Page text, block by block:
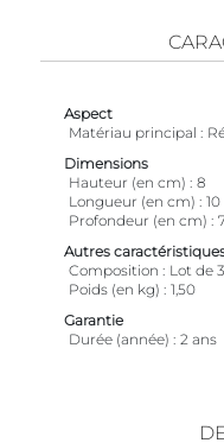
Aspect
Matériau principal
Dimensions
Hauteur (en cm)
8
Longueur (en cm)
10
Profondeur (en cm)
Autres
Composition
Lot de
Poids (en kg)
1,50
Garantie
Durée (année)
2 ans